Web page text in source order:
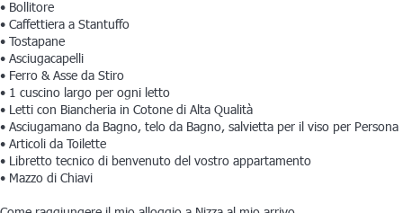
• Bollitore
• Caffettiera a Stantuffo
• Tostapane
• Asciugacapelli
• Ferro & Asse da Stiro
• 1 cuscino largo per ogni letto
• Letti con Biancheria in Cotone di Alta Qualità
• Asciugamano da Bagno, telo da Bagno, salvietta per il viso per Persona
• Articoli da Toilette
• Libretto tecnico di benvenuto del vostro appartamento
• Mazzo di Chiavi